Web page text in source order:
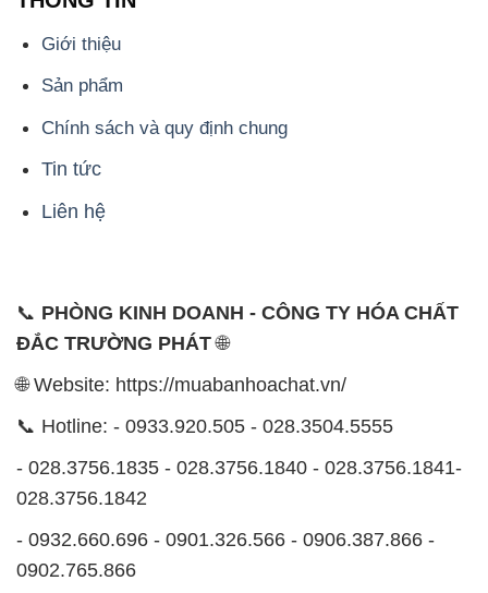
Giới thiệu
Sản phẩm
Chính sách và quy định chung
Tin tức
Liên hệ
📞 PHÒNG KINH DOANH - CÔNG TY HÓA CHẤT
ĐẮC TRƯỜNG PHÁT🌐
🌐 Website: https://muabanhoachat.vn/
📞 Hotline: - 0933.920.505 - 028.3504.5555
- 028.3756.1835 - 028.3756.1840 - 028.3756.1841-
028.3756.1842
- 0932.660.696 - 0901.326.566 - 0906.387.866 -
0902.765.866